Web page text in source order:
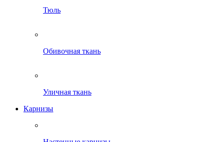
Тюль
Обивочная ткань
Уличная ткань
Карнизы